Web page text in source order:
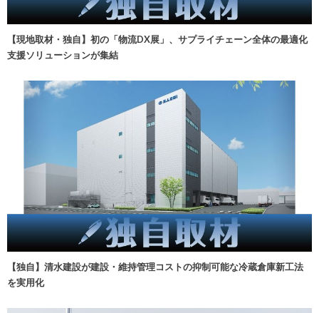
【現地取材・独自】初の「物流DX展」、サプライチェーン全体の最適化
支援ソリューションが集結
【独自】清水建設が建設・維持管理コストの抑制可能な冷蔵倉庫新工法
を実用化